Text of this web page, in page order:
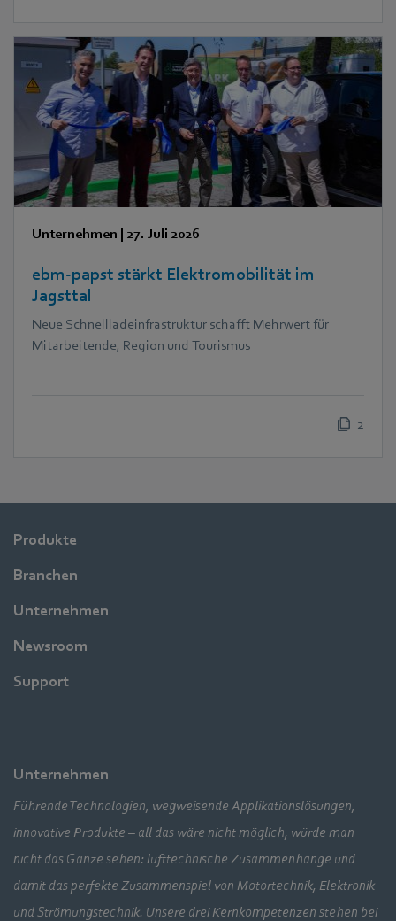
Unternehmen 27. Juli 2026
ebm‑papst stärkt Elektromobilität im
Jagsttal
Neue Schnellladeinfrastruktur schafft Mehrwert für
Mitarbeitende, Region und Tourismus
2
Produkte
Branchen
Unternehmen
Newsroom
Support
Unternehmen
Führende Technologien, wegweisende Applikationslösungen,
innovative Produkte – all das wäre nicht möglich, würde man
nicht das Ganze sehen: lufttechnische Zusammenhänge und
damit das perfekte Zusammenspiel von Motortechnik, Elektronik
und Strömungstechnik. Unsere drei Kernkompetenzen stehen bei